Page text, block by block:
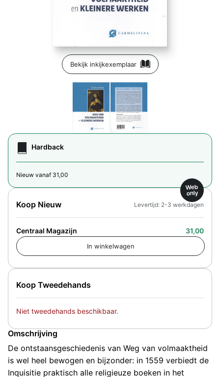
Bekijk inkijkexemplaar
Hardback
Nieuw vanaf 31,00
Koop Tweedehands
Niet tweedehands beschikbaar.
Koop Nieuw
Web
only
Centraal Magazijn 31,00
Levertijd: 2-3 werkdagen
Omschrijving
De ontstaansgeschiedenis van Weg van volmaaktheid
is wel heel bewogen en bijzonder: in 1559 verbiedt de
Inquisitie praktisch alle religieuze boeken in het